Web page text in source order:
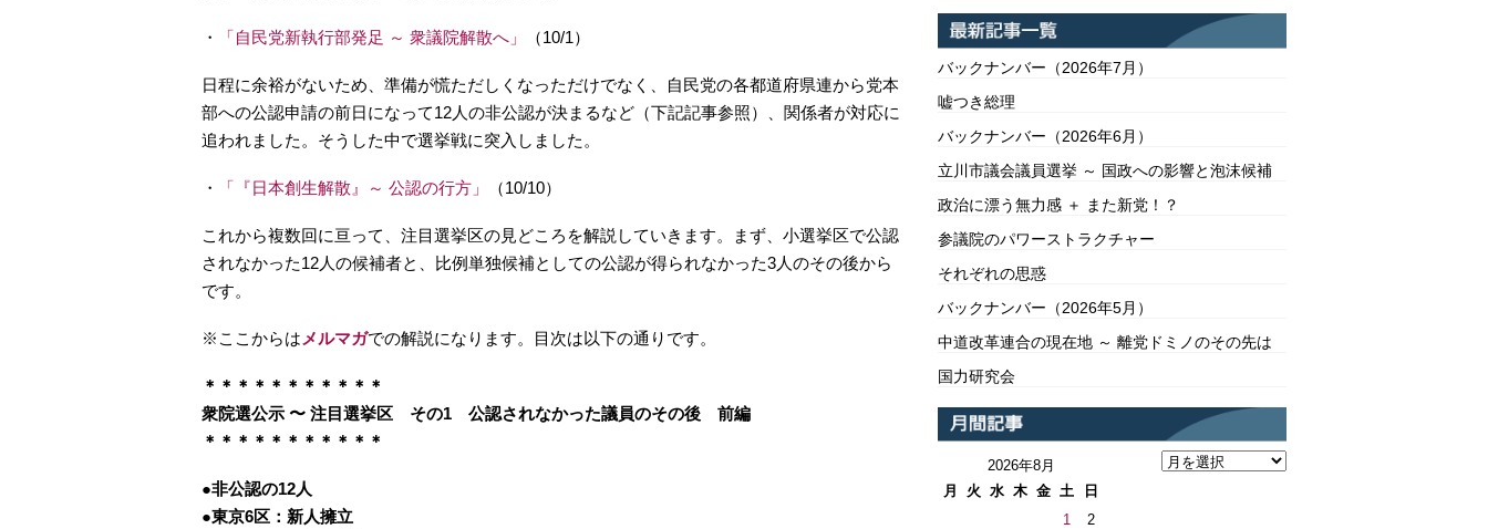
・ 「自民党新執行部発足 ～ 衆議院解散へ」 （10/1）
日程に余裕がないため、準備が慌ただしくなっただけでなく、自民党の各都道府県連から党本
部への公認申請の前日になって12人の非公認が決まるなど（下記記事参照）、関係者が対応に
追われました。そうした中で選挙戦に突入しました。
・ 「『日本創生解散』～ 公認の行方」 （10/10）
これから複数回に亘って、注目選挙区の見どころを解説していきます。まず、小選挙区で公認
されなかった12人の候補者と、比例単独候補としての公認が得られなかった3人のその後から
です。
※ここからは メルマガでの解説になります。目次は以下の通りです。
＊＊＊＊＊＊＊＊＊＊＊
衆院選公示 〜 注目選挙区 その1 公認されなかった議員のその後 前編
＊＊＊＊＊＊＊＊＊＊＊
●非公認の12人
●東京6区：新人擁立
バックナンバー（2026年7月）
嘘つき総理
バックナンバー（2026年6月）
立川市議会議員選挙 ～ 国政への影響と泡沫候補
政治に漂う無力感 ＋ また新党！？
参議院のパワーストラクチャー
それぞれの思惑
バックナンバー（2026年5月）
中道改革連合の現在地 ～ 離党ドミノのその先は
国力研究会
2026年8月
月
火 水 木 金 土 日
1
2